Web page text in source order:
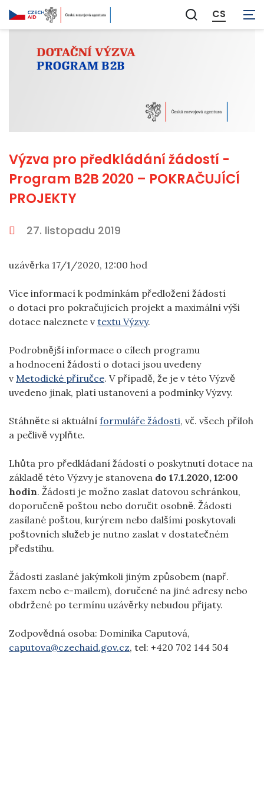
Zobrazit
vyhledávání
CS
Výzva pro předkládání žádostí -
Program B2B 2020 – POKRAČUJÍCÍ
PROJEKTY
27. listopadu 2019
uzávěrka 17/1/2020, 12:00 hod
Více informací k podmínkám předložení žádostí
o dotaci pro pokračujících projekt a maximální výši
dotace naleznete v textu Výzvy.
Podrobnější informace o cílech programu
a hodnocení žádostí o dotaci jsou uvedeny
v Metodické příručce. V případě, že je v této Výzvě
uvedeno jinak, platí ustanovení a podmínky Výzvy.
Stáhněte si aktuální formuláře žádosti, vč. všech příloh
a pečlivě vyplňte.
Lhůta pro předkládaní žádostí o poskytnutí dotace na
základě této Výzvy je stanovena do 17.1.2020, 12:00
hodin. Žádosti je možno zaslat datovou schránkou,
doporučeně poštou nebo doručit osobně. Žádosti
zasílané poštou, kurýrem nebo dalšími poskytovali
poštovních služeb je nutno zaslat v dostatečném
předstihu.
Žádosti zaslané jakýmkoli jiným způsobem (např.
faxem nebo e-mailem), doručené na jiné adresy nebo
obdržené po termínu uzávěrky nebudou přijaty.
Zodpovědná osoba: Dominika Caputová,
caputova@czechaid.gov.cz, tel: +420 702 144 504